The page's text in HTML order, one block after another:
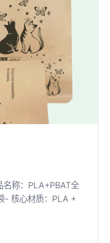
名称：PLA+PBAT全
- 核心材质：PLA +